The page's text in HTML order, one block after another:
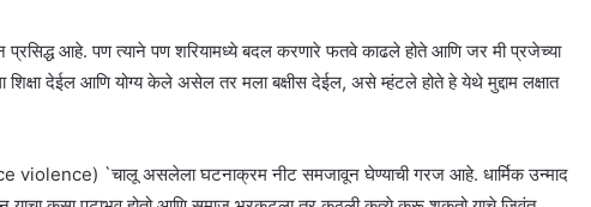
प्रसिद्ध आहे. पण त्याने पण शरियामध्ये बदल करणारे फतवे काढले होते आणि जर मी प्रजेच्या
शिक्षा देईल आणि योग्य केले असेल तर मला बक्षीस देईल, असे म्हंटले होते हे येथे मुद्दाम लक्षात
violence) `चालू असलेला घटनाक्रम नीट समजावून घेण्याची गरज आहे. धार्मिक उन्माद